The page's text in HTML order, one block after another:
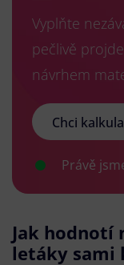
Vyplňte
pečlivě
návrhem
Chci
Právě
Jak hodnotí
letáky sami